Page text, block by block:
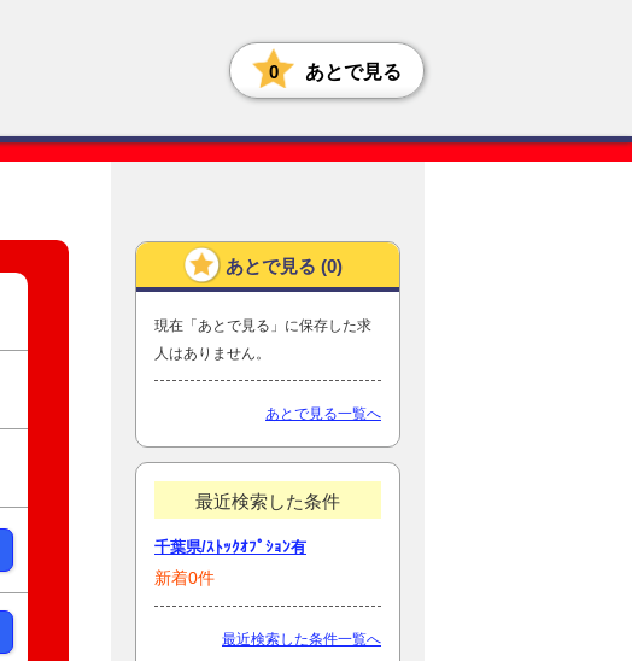
0 あとで見る
あとで見る (0)
現在「あとで見る」に保存した求
人はありません。
あとで見る一覧へ
最近検索した条件
千葉県/ｽﾄｯｸｵﾌﾟｼｮﾝ有
新着0件
最近検索した条件一覧へ